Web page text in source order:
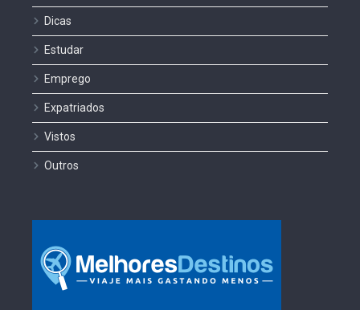
Dicas
Estudar
Emprego
Expatriados
Vistos
Outros